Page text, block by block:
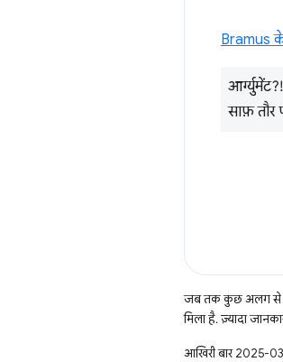
Bramus
साफ़ तौर
जब तक कुछ अलग से न
मिला है. ज़्यादा
आखिरी बार 2025-